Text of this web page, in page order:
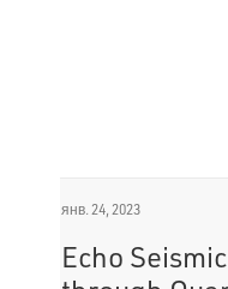
янв. 24, 2023
Echo